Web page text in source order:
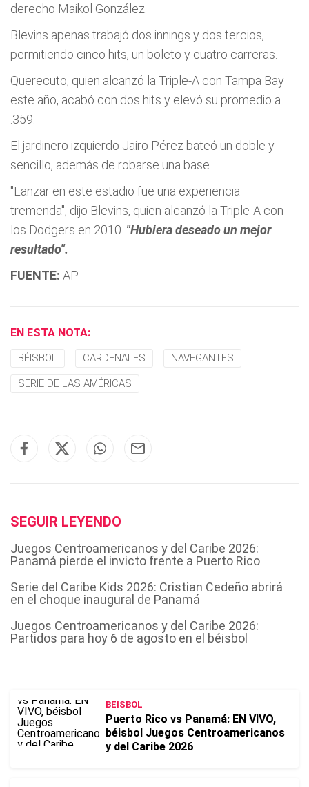
derecho Maikol González.
Blevins apenas trabajó dos innings y dos tercios,
permitiendo cinco hits, un boleto y cuatro carreras.
Querecuto, quien alcanzó la Triple-A con Tampa Bay
este año, acabó con dos hits y elevó su promedio a
.359.
El jardinero izquierdo Jairo Pérez bateó un doble y
sencillo, además de robarse una base.
"Lanzar en este estadio fue una experiencia
tremenda", dijo Blevins, quien alcanzó la Triple-A con
los Dodgers en 2010. "Hubiera deseado un mejor
resultado".
FUENTE: AP
EN ESTA NOTA:
BÉISBOL CARDENALES NAVEGANTES
SERIE DE LAS AMÉRICAS
SEGUIR LEYENDO
Juegos Centroamericanos y del Caribe 2026:
Panamá pierde el invicto frente a Puerto Rico
Serie del Caribe Kids 2026: Cristian Cedeño abrirá
en el choque inaugural de Panamá
Juegos Centroamericanos y del Caribe 2026:
Partidos para hoy 6 de agosto en el béisbol
BEISBOL
Puerto Rico vs Panamá: EN VIVO,
béisbol Juegos Centroamericanos
y del Caribe 2026